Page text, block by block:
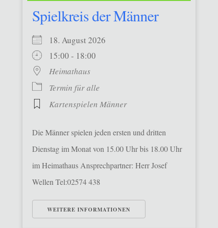
Spielkreis der Männer
18. August 2026
15:00 - 18:00
Heimathaus
Termin für alle
Kartenspielen Männer
Die Männer spielen jeden ersten und dritten
Dienstag im Monat von 15.00 Uhr bis 18.00 Uhr
im Heimathaus Ansprechpartner: Herr Josef
Wellen Tel:02574 438
WEITERE INFORMATIONEN